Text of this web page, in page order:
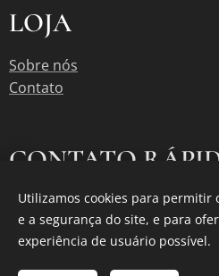
LOJA
Sobre nós
Contato
CONTATO
contato@graododia.com
Instagram @Graododia
Utilizamos cookies para
e a segurança do site, e para
experiência de usuário possível.